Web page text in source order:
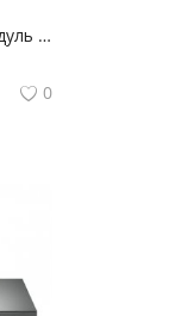
TP-Link TL-SM5310-T Модуль SFP+ 10GBASE-T RJ45
0